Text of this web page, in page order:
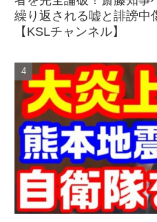
繰り返される嘘と誹謗中
【KSLチャンネル】